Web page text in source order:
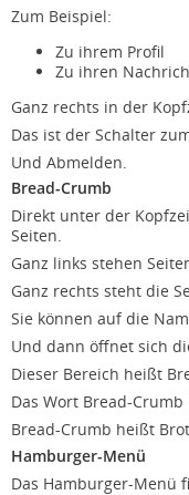
Zum Beispiel:
Zu ihrem Profil
Zu ihren
Ganz rechts in der
Das ist der Schalter
Und Abmelden.
Bread-Crumb
Direkt unter der
Seiten.
Ganz links stehen
Ganz rechts steht die
Sie können auf die
Und dann öffnet sich
Dieser Bereich heißt
Das Wort Bread-
Bread-Crumb heißt
Hamburger-Menü
Das Hamburger-Menü